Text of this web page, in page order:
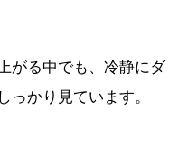
がる中でも、冷静にダ
っかり見ています。